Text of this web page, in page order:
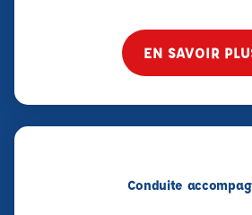
EN SAVOIR
Conduite